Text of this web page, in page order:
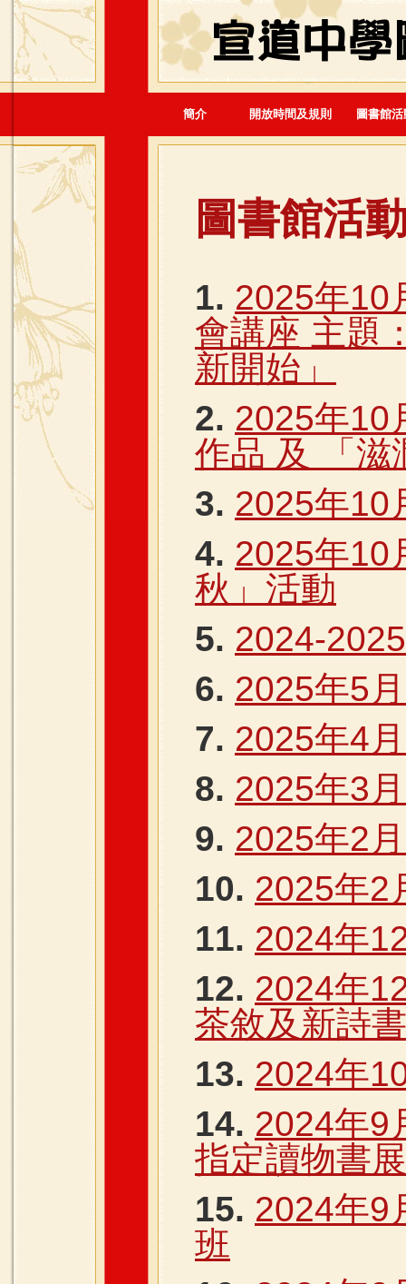
簡介 開放時間及規則 圖書館活
圖書館活
1. 2025年10
會講座 主題
新開始」
2. 2025年10
作品 及 「滋
3. 2025年10
4. 2025年10
秋」活動
5. 2024-
6. 2025年5
7. 2025年4
8. 2025年3
9. 2025年2
10. 2025年2
11. 2024年
12. 2024年
茶敘及新詩
13. 2024年
14. 2024年9
指定讀物書展
15. 2024年9
班